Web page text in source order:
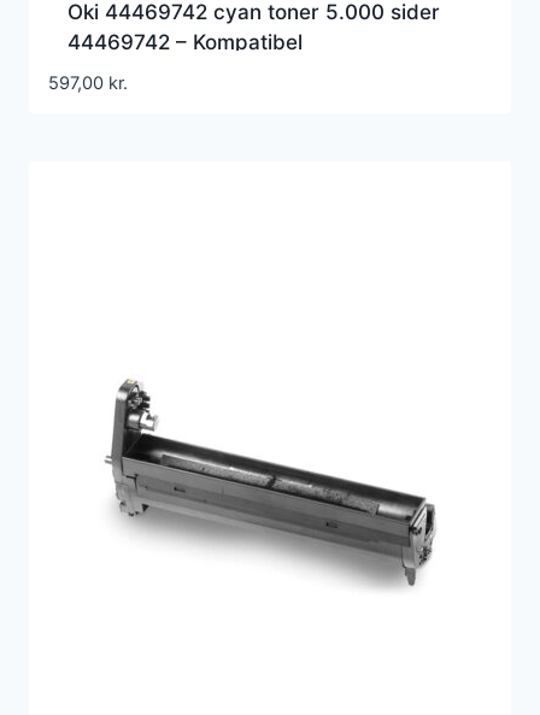
Oki 44469742 cyan toner 5.000 sider
44469742 – Kompatibel
597,00 kr.